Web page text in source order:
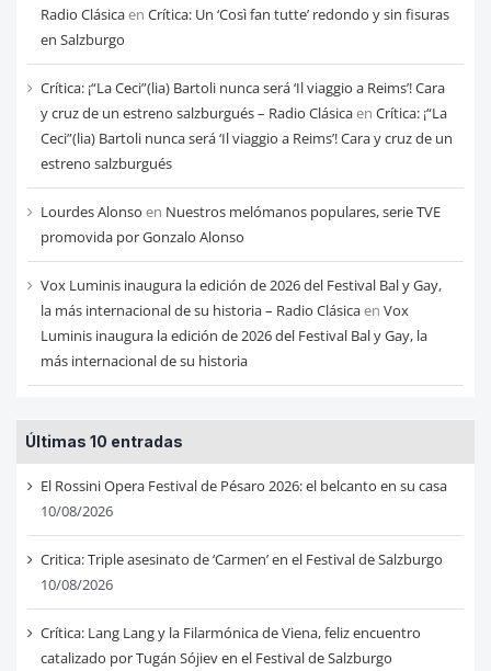
Radio Clásicaen Crítica: Un ‘Così fan tutte’ redondo y sin fisuras
en Salzburgo
Crítica: ¡“La Ceci”(lia) Bartoli nunca será ‘Il viaggio a Reims’! Cara
y cruz de un estreno salzburgués – Radio Clásicaen Crítica: ¡“La
Ceci”(lia) Bartoli nunca será ‘Il viaggio a Reims’! Cara y cruz de un
estreno salzburgués
Lourdes Alonso en Nuestros melómanos populares, serie TVE
promovida por Gonzalo Alonso
Vox Luminis inaugura la edición de 2026 del Festival Bal y Gay,
la más internacional de su historia – Radio Clásicaen Vox
Luminis inaugura la edición de 2026 del Festival Bal y Gay, la
más internacional de su historia
Últimas 10 entradas
El Rossini Opera Festival de Pésaro 2026: el belcanto en su casa
10/08/2026
Critica: Triple asesinato de ‘Carmen’ en el Festival de Salzburgo
10/08/2026
Crítica: Lang Lang y la Filarmónica de Viena, feliz encuentro
catalizado por Tugán Sójiev en el Festival de Salzburgo